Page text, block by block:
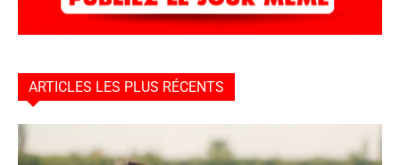
ARTICLES LES PLUS RÉCENTS